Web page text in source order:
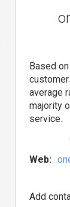
Based
average
majority
service.
Web:
Add